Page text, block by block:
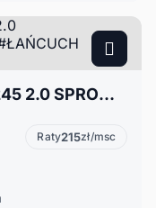
Mercedes-Benz Klasa B W245 2.0 SPROWADZONY#SERWISOWANY#ŁAŃCUCH ROZRZĄDU#NAVIGACJA#
Raty215zł/msc